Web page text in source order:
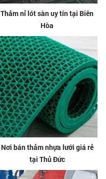
Thảm nỉ lót sàn uy tín tại Biên
Hòa
Nơi bán thảm nhựa lưới giá rẻ
tại Thủ Đức